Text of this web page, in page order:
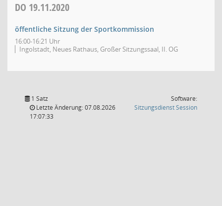
DO 19.11.2020
öffentliche Sitzung der Sportkommission
16:00-16:21 Uhr
Ingolstadt, Neues Rathaus, Großer Sitzungssaal, II. OG
1 Satz
Letzte Änderung: 07.08.2026
17:07:33
Software:
SitzungsdienstSession(Wird in